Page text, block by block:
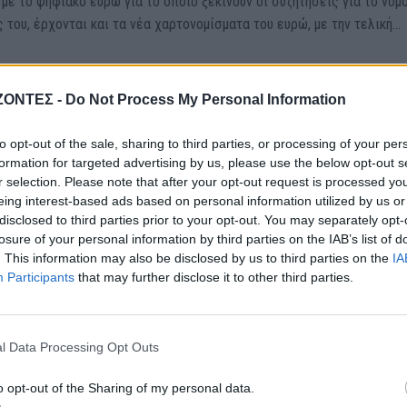
- Do Not Process My Personal Information
opt-out of the sale, sharing to third parties, or processing of your
for targeted advertising by us, please use the below opt-out
selection. Please note that after your opt-out request is processed
interest-based ads based on personal information utilized by us
to third parties prior to your opt-out. You may separately
of your personal information by third parties on the IAB’s list of
This information may also be disclosed by us to third parties on the
Participants that may further disclose it to other third parties.
Data Processing Opt Outs
opt-out of the Sharing of my personal data.
του, έρχονται και τα νέα χαρτονομίσματα του ευρώ, με την τελική...
θάνατος του Γιώργου
στον Νιαγάρα
του 1930 όταν ο Γιώργος Α. Σταθάκης που ζούσε στο Μπάφαλο
και δούλευε σαν σεφ πήρε μια παράξενη και γενναία απόφαση.
στον κόσμο – Η 3η και η 4η
στην Ελλάδα!